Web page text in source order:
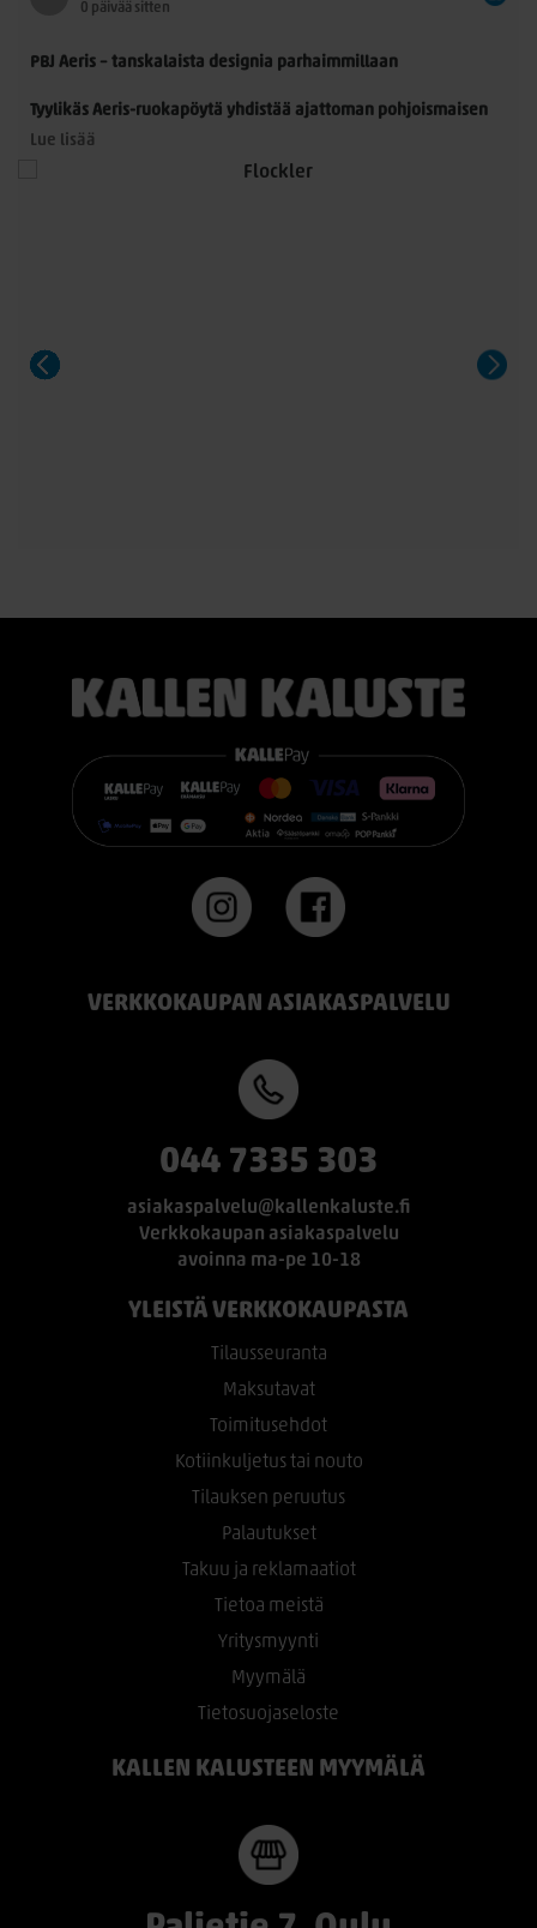
0 päivää sitten
PBJ Aeris – tanskalaista designia parhaimmillaan
Tyylikäs Aeris-ruokapöytä yhdistää ajattoman pohjoismaisen
muotoilun ja käytännöllisyyden. Morten Svendsenin
suunnittelemassa pöydässä on kauniisti muotoillut
massiivitammijalat ja useita laadukkaita kansivaihtoehtoja.
illallisiin.
Lue lisää
VERKKOKAUPAN ASIAKASPALVELU
044 7335 303
asiakaspalvelu@kallenkaluste.fi
Verkkokaupan asiakaspalvelu
avoinna ma-pe 10-18
YLEISTÄ VERKKOKAUPASTA
Tilausseuranta
Maksutavat
Toimitusehdot
Kotiinkuljetus tai nouto
Tilauksen peruutus
Palautukset
Takuu ja reklamaatiot
Tietoa meistä
Yritysmyynti
Myymälä
Tietosuojaseloste
KALLEN KALUSTEEN MYYMÄLÄ